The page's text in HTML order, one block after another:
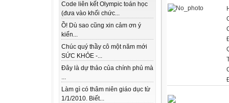
Code liên kết Olympic toán học
(đưa vào khối chức...
Ồ! Dù sao cũng xin cảm ơn ý
kiến...
Chúc quý thầy cô một năm mới
SỨC KHỎE -...
Đây là dự thảo của chính phủ mà
...
Làm gì có thâm niên giáo dục từ
1/1/2010. Biết...